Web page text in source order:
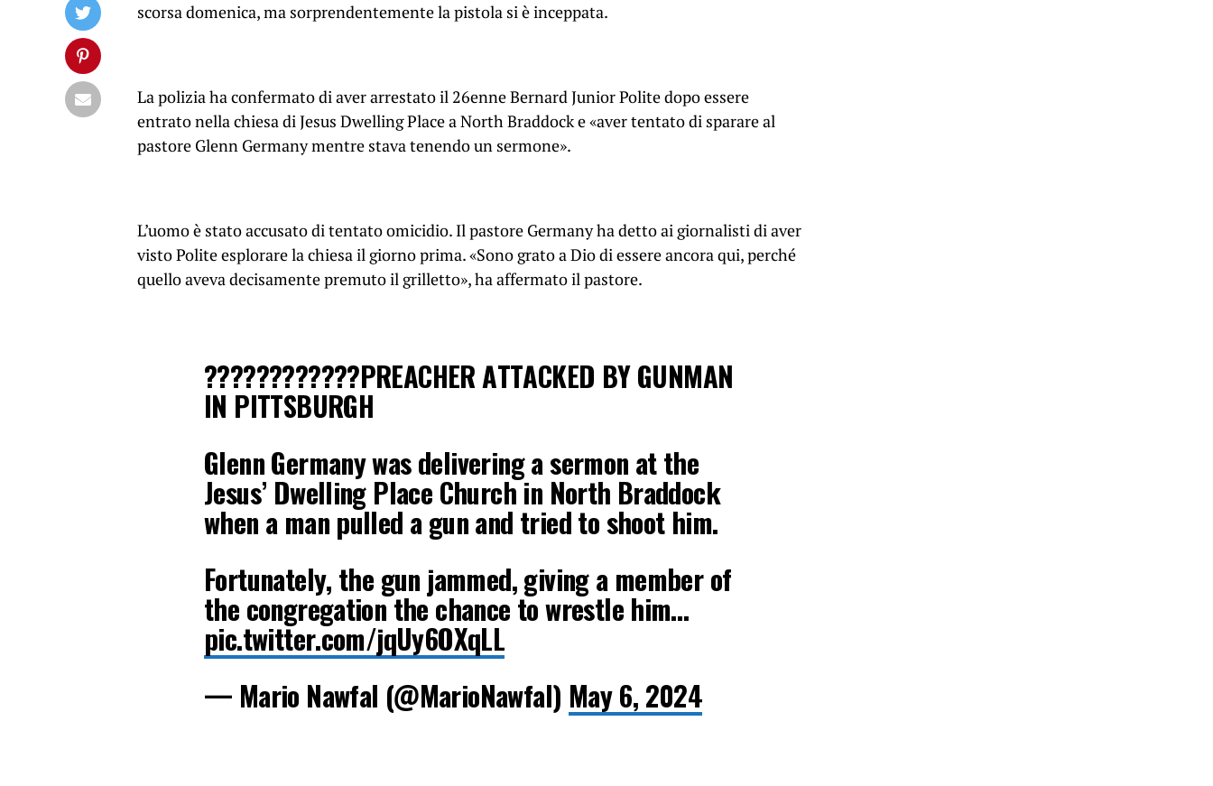
scorsa domenica, ma sorprendentemente la pistola si è inceppata.
La polizia ha confermato di aver arrestato il 26enne Bernard Junior Polite dopo essere
entrato nella chiesa di Jesus Dwelling Place a North Braddock e «aver tentato di sparare al
pastore Glenn Germany mentre stava tenendo un sermone».
L’uomo è stato accusato di tentato omicidio. Il pastore Germany ha detto ai giornalisti di aver
visto Polite esplorare la chiesa il giorno prima. «Sono grato a Dio di essere ancora qui, perché
quello aveva decisamente premuto il grilletto», ha affermato il pastore.
????????????PREACHER ATTACKED BY GUNMAN
IN PITTSBURGH
Glenn Germany was delivering a sermon at the
Jesus’ Dwelling Place Church in North Braddock
when a man pulled a gun and tried to shoot him.
Fortunately, the gun jammed, giving a member of
the congregation the chance to wrestle him…
pic.twitter.com/jqUy6OXqLL
— Mario Nawfal (@MarioNawfal) May 6, 2024